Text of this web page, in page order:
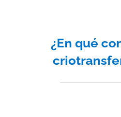
¿En qué